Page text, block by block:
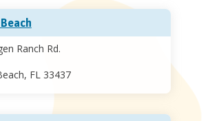
Ranch Rd.
FL 33437